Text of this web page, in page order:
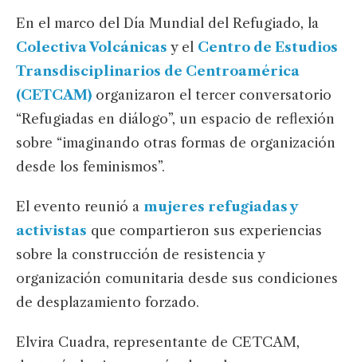
En el marco del Día Mundial del Refugiado, la
Colectiva Volcánicas y el Centro de Estudios
Transdisciplinarios de Centroamérica
(CETCAM) organizaron el tercer conversatorio
“Refugiadas en diálogo”, un espacio de reflexión
sobre “imaginando otras formas de organización
desde los feminismos”.
El evento reunió a mujeres refugiadas y
activistas que compartieron sus experiencias
sobre la construcción de resistencia y
organización comunitaria desde sus condiciones
de desplazamiento forzado.
Elvira Cuadra, representante de CETCAM,